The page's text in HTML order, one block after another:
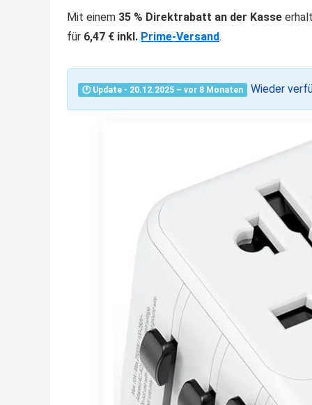
Mit einem 35 % Direktrabatt an der Kasse
für 6,47 € inkl. Prime-Versand.
🕐 Update - 20.12.2025 – vor 8 Monaten Wieder